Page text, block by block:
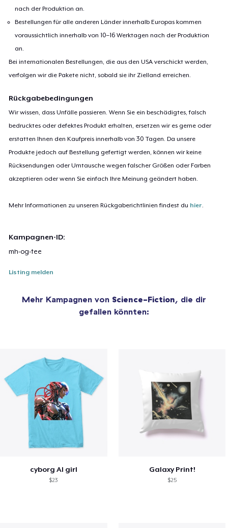
nach der Produktion an.
Bestellungen für alle anderen Länder innerhalb Europas kommen
voraussichtlich innerhalb von 10–16 Werktagen nach der Produktion
an.
Bei internationalen Bestellungen, die aus den USA verschickt werden,
verfolgen wir die Pakete nicht, sobald sie ihr Zielland erreichen.
Rückgabebedingungen
Wir wissen, dass Unfälle passieren. Wenn Sie ein beschädigtes, falsch
bedrucktes oder defektes Produkt erhalten, ersetzen wir es gerne oder
erstatten Ihnen den Kaufpreis innerhalb von 30 Tagen. Da unsere
Produkte jedoch auf Bestellung gefertigt werden, können wir keine
Rücksendungen oder Umtausche wegen falscher Größen oder Farben
akzeptieren oder wenn Sie einfach Ihre Meinung geändert haben.
Mehr Informationen zu unseren Rückgaberichtlinien findest du hier
Kampagnen-ID:
mh-og-tee
Listing melden
Mehr Kampagnen von Science-Fiction, die dir
gefallen könnten:
cyborg AI girl
$23
Galaxy Print!
$25